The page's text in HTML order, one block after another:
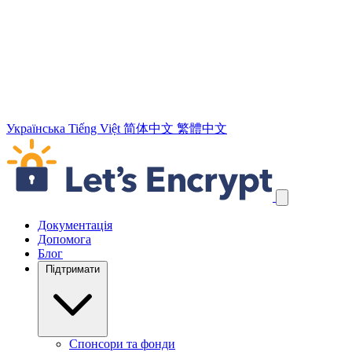
Українська Tiếng Việt 简体中文 繁體中文
Пропустити навігаційні посилання
Документація
Допомога
Блог
Підтримати
Спонсори та фонди